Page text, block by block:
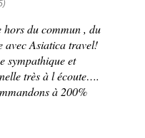
que nos attentes furent
bon équilibre entre
immersion
avec la